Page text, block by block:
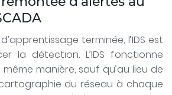
terminée, l’IDS est
la détection. L’IDS fonctionne
manière, sauf qu’au lieu de
du réseau à chaque